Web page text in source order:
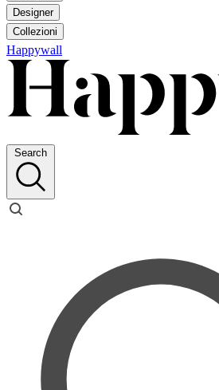
Designer
Collezioni
Happywall
Search